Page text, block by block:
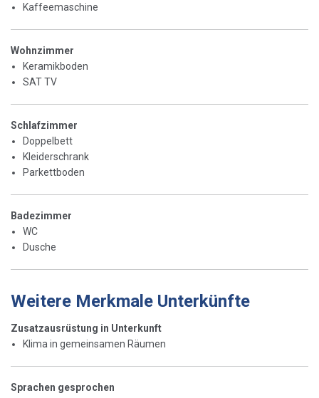
Kaffeemaschine
Wohnzimmer
Keramikboden
SAT TV
Schlafzimmer
Doppelbett
Kleiderschrank
Parkettboden
Badezimmer
WC
Dusche
Weitere Merkmale Unterkünfte
Zusatzausrüstung in Unterkunft
Klima in gemeinsamen Räumen
Sprachen gesprochen